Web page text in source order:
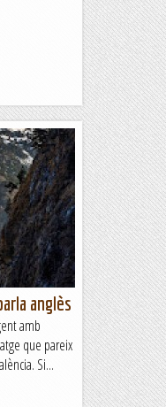
anglès
amb
que pareix
Si...